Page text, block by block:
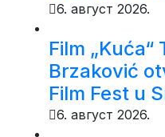
6. август 2026.
Film „Kuća“
Brzaković
Film Fest u
6. август 2026.